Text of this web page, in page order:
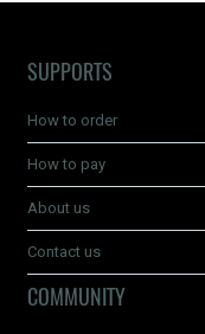
SUPPORTS
How to order
How to pay
About us
Contact us
COMMUNITY